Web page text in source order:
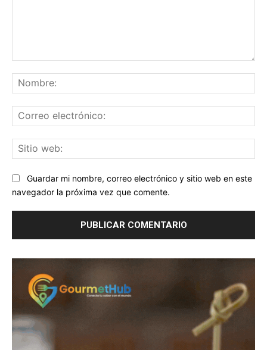
Guardar mi nombre, correo electrónico y sitio web en este
navegador la próxima vez que comente.